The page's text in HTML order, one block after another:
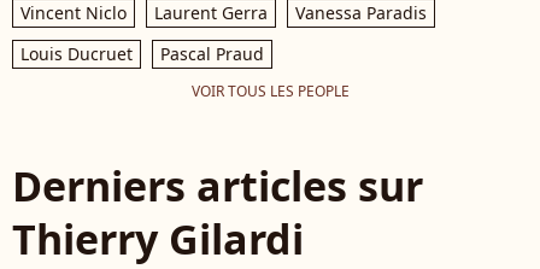
Vincent Niclo
Laurent Gerra
Vanessa Paradis
Louis Ducruet
Pascal Praud
VOIR TOUS LES PEOPLE
Derniers articles sur
Thierry Gilardi